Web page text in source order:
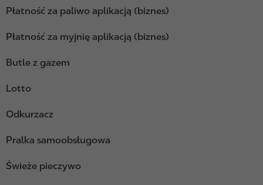
Płatność za paliwo aplikacją (biznes)
Płatność za myjnię aplikacją (biznes)
Butle z gazem
Lotto
Odkurzacz
Pralka samoobsługowa
Świeże pieczywo